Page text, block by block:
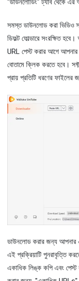
"ডাউনলোডিং" ট্যাব থেকে এর
সমস্ত ডাউনলোড করা ভিডিও
ডিফল্ট ফোল্ডারে সংরক্ষিত
URL পেস্ট করার আগে আপনার
বোতামে ক্লিক করতে হবে।
প্রায় প্রতিটি ধরণের ফাইলের
ডাউনলোড করার জন্য আপনার
এই প্রক্রিয়াটি পুনরাবৃত্তি
একাধিক লিঙ্ক কপি এবং